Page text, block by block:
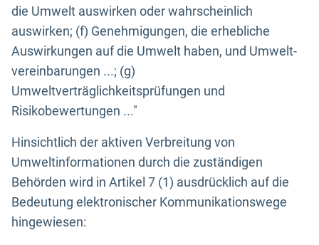
die Umwelt auswirken oder wahrscheinlich
auswirken; (f) Genehmigungen, die erhebliche
Auswirkungen auf die Umwelt haben, und Umwelt-
vereinbarungen ...; (g)
Umweltverträglichkeitsprüfungen und
Risikobewertungen ..."
Hinsichtlich der aktiven Verbreitung von
Umweltinformationen durch die zuständigen
Behörden wird in Artikel 7 (1) ausdrücklich auf die
Bedeutung elektronischer Kommunikationswege
hingewiesen: